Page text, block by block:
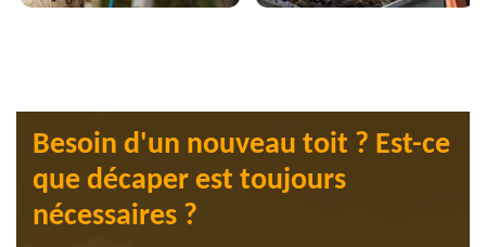
Besoin d'un nouveau toit ? Est-ce
que décaper est toujours
nécessaires ?